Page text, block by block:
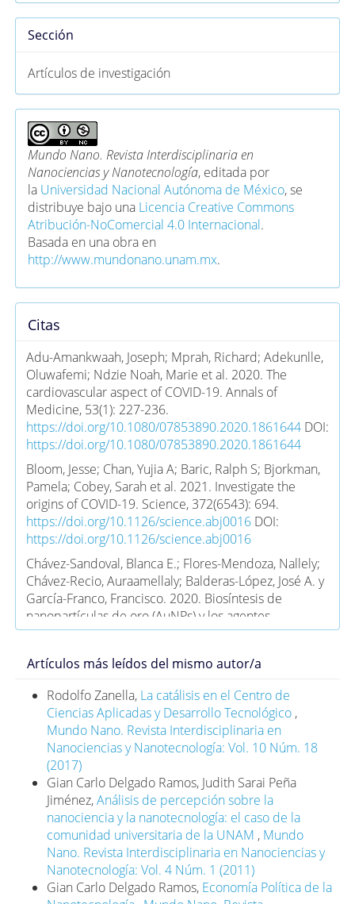
Sección
Artículos de investigación
Mundo Nano. Revista Interdisciplinaria en
Nanociencias y Nanotecnología, editada por
la Universidad Nacional Autónoma de México, se
distribuye bajo una Licencia Creative Commons
Atribución-NoComercial 4.0 Internacional.
Basada en una obra en
http://www.mundonano.unam.mx.
Citas
Adu-Amankwaah, Joseph; Mprah, Richard; Adekunlle,
Oluwafemi; Ndzie Noah, Marie et al. 2020. The
cardiovascular aspect of COVID-19. Annals of
Medicine, 53(1): 227-236.
https://doi.org/10.1080/07853890.2020.1861644DOI:
https://doi.org/10.1080/07853890.2020.1861644
Bloom, Jesse; Chan, Yujia A; Baric, Ralph S; Bjorkman,
Pamela; Cobey, Sarah et al. 2021. Investigate the
origins of COVID-19. Science, 372(6543): 694.
https://doi.org/10.1126/science.abj0016DOI:
https://doi.org/10.1126/science.abj0016
Chávez-Sandoval, Blanca E.; Flores-Mendoza, Nallely;
Chávez-Recio, Auraamellaly; Balderas-López, José A. y
García-Franco, Francisco. 2020. Biosíntesis de
nanopartículas de oro (AuNPs) y los agentes
reductores implicados en el proceso. Mundo Nano.
Nanotecnología, 14(27): 1e-12e.
https://doi.org/10.22201/ceiich.24485691e.2021.27.69658
DOI:
https://doi.org/10.22201/ceiich.24485691e.2021.27.69658
Chilazi, Michael; Duffy, Eamon; Thakkar, Aarti y Michos,
Erin. 2021. Intermediate and long-term impact of
COVID-19 on cardiovascular disease. American
College of Cardiology, abril 21.
https://www.acc.org/latest-in-
cardiology/articles/2021/04/21/13/08/intermediate-
and-long-term-impact-of-covid-19-on-cardiovascular-
disease
Chung, Mina; Zidar, David; Bristow, Michael; Cameron,
Artículos más leídos del mismo autor/a
Rodolfo Zanella, La catálisis en el Centro de
Ciencias Aplicadas y Desarrollo Tecnológico ,
Mundo Nano. Revista Interdisciplinaria en
Nanociencias y Nanotecnología: Vol. 10 Núm. 18
(2017)
Gian Carlo Delgado Ramos, Judith Sarai Peña
Jiménez,Análisis de percepción sobre la
nanociencia y la nanotecnología: el caso de la
comunidad universitaria de la UNAM , Mundo
Nano. Revista Interdisciplinaria en Nanociencias y
Nanotecnología: Vol. 4 Núm. 1 (2011)
Gian Carlo Delgado Ramos, Economía Política de la